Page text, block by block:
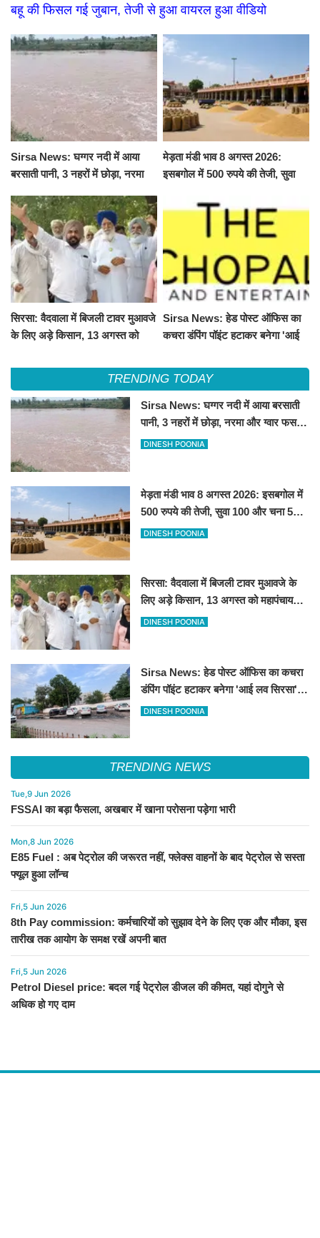
बहू की फिसल गई जुबान, तेजी से हुआ वायरल हुआ वीडियो
Sirsa News: घग्गर नदी में आया
बरसाती पानी, 3 नहरों में छोड़ा, नरमा
मेड़ता मंडी भाव 8 अगस्त 2026:
इसबगोल में 500 रुपये की तेजी, सुवा
सिरसा: वैदवाला में बिजली टावर मुआवजे
के लिए अड़े किसान, 13 अगस्त को
Sirsa News: हेड पोस्ट ऑफिस का
कचरा डंपिंग पॉइंट हटाकर बनेगा 'आई
TRENDING TODAY
Sirsa News: घग्गर नदी में आया बरसाती
पानी, 3 नहरों में छोड़ा, नरमा और ग्वार फसल
को फायदा
DINESH POONIA
मेड़ता मंडी भाव 8 अगस्त 2026: इसबगोल में
500 रुपये की तेजी, सुवा 100 और चना 50
रूपए मंदे
DINESH POONIA
सिरसा: वैदवाला में बिजली टावर मुआवजे के
लिए अड़े किसान, 13 अगस्त को महापंचायत
का ऐलान
DINESH POONIA
Sirsa News: हेड पोस्ट ऑफिस का कचरा
डंपिंग पॉइंट हटाकर बनेगा 'आई लव सिरसा'
सेल्फी पॉइंट
DINESH POONIA
TRENDING NEWS
Tue,9 Jun 2026
FSSAI का बड़ा फैसला, अखबार में खाना परोसना पड़ेगा भारी
Mon,8 Jun 2026
E85 Fuel : अब पेट्रोल की जरूरत नहीं, फ्लेक्स वाहनों के बाद पेट्रोल से सस्ता
फ्यूल हुआ लॉन्च
Fri,5 Jun 2026
8th Pay commission: कर्मचारियों को सुझाव देने के लिए एक और मौका, इस
तारीख तक आयोग के समक्ष रखें अपनी बात
Fri,5 Jun 2026
Petrol Diesel price: बदल गई पेट्रोल डीजल की कीमत, यहां दोगुने से
अधिक हो गए दाम